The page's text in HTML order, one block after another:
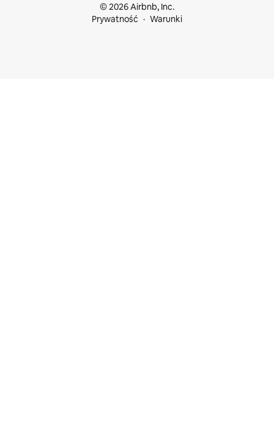
© 2026 Airbnb, Inc.
Prywatność
Warunki